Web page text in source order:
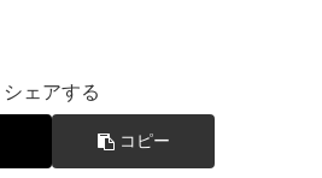
シェアする
コピー